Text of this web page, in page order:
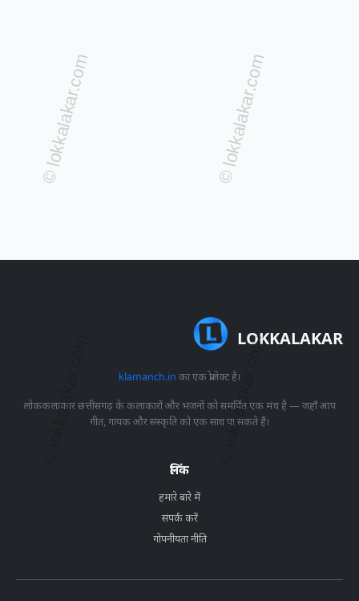
LOKKALAKAR
klamanch.in का एक प्रोजेक्ट है।
लोककलाकार छत्तीसगढ़ के कलाकारों और भजनों को समर्पित एक मंच है — जहाँ आप
गीत, गायक और संस्कृति को एक साथ पा सकते हैं।
लिंक
हमारे बारे में
संपर्क करें
गोपनीयता नीति